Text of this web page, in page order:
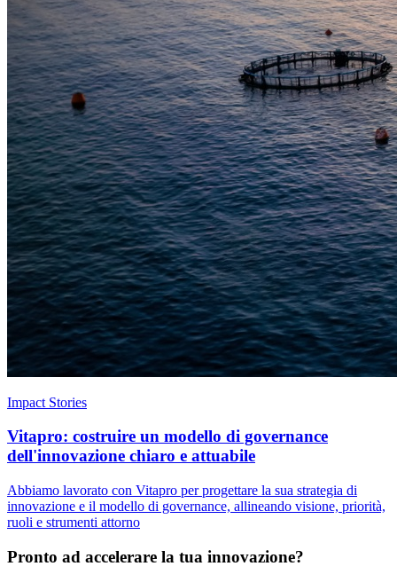
Impact Stories
Vitapro: costruire un modello di governance
dell'innovazione chiaro e attuabile
Abbiamo lavorato con Vitapro per progettare la sua strategia di
innovazione e il modello di governance, allineando visione, priorità,
ruoli e strumenti attorno
Pronto ad accelerare la tua innovazione?